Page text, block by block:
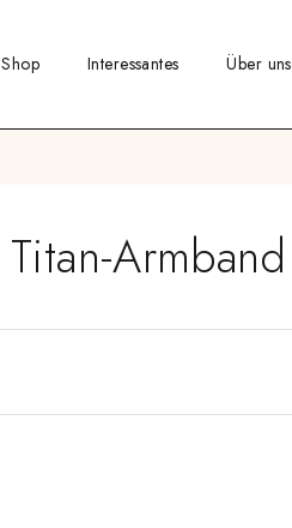
Shop Interessantes Über uns
Titan-Armband